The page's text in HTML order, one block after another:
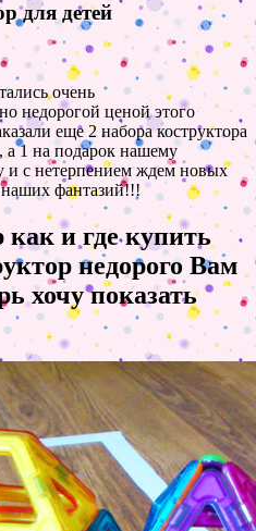
для детей
очень
недорогой ценой этого
еще 2 набора коструктора
а 1 на подарок нашему
и с нетерпением ждем новых
наших фантазий!!!
и где купить
недорого Вам
хочу показать